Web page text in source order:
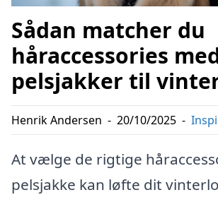
Sådan matcher du
håraccessories
pelsjakker til
Henrik Andersen - 20/10/2025 -
At vælge de rigtige
pelsjakke kan løfte dit